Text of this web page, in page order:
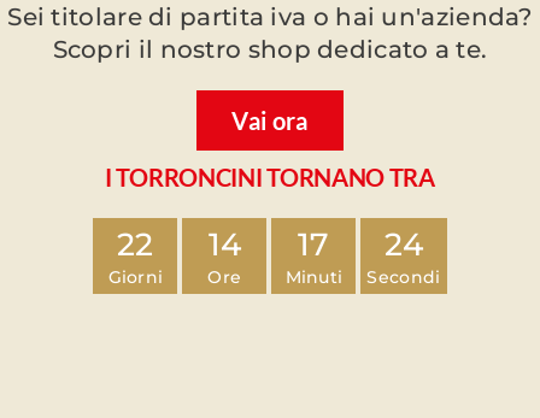
Sei titolare di partita iva o hai un'azienda?
Scopri il nostro shop dedicato a te.
Vai ora
I TORRONCINI TORNANO TRA
22
Giorni
14
Ore
17
Minuti
23
Secondi